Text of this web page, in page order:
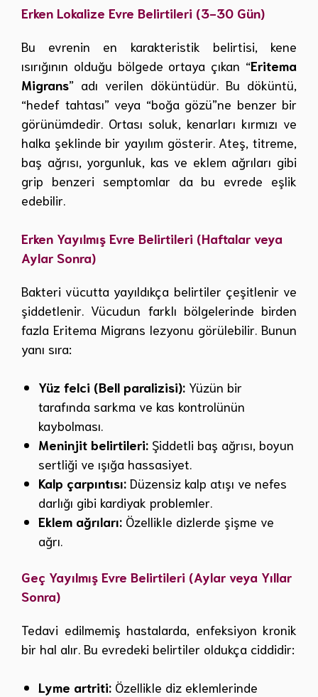
Erken Lokalize Evre Belirtileri (3-30 Gün)
Bu evrenin en karakteristik belirtisi, kene
ısırığının olduğu bölgede ortaya çıkan “Eritema
Migrans” adı verilen döküntüdür. Bu döküntü,
“hedef tahtası” veya “boğa gözü”ne benzer bir
görünümdedir. Ortası soluk, kenarları kırmızı ve
halka şeklinde bir yayılım gösterir. Ateş, titreme,
baş ağrısı, yorgunluk, kas ve eklem ağrıları gibi
grip benzeri semptomlar da bu evrede eşlik
edebilir.
Erken Yayılmış Evre Belirtileri (Haftalar veya
Aylar Sonra)
Bakteri vücutta yayıldıkça belirtiler çeşitlenir ve
şiddetlenir. Vücudun farklı bölgelerinde birden
fazla Eritema Migrans lezyonu görülebilir. Bunun
yanı sıra:
Yüz felci (Bell paralizisi): Yüzün bir
tarafında sarkma ve kas kontrolünün
kaybolması.
Meninjit belirtileri: Şiddetli baş ağrısı, boyun
sertliği ve ışığa hassasiyet.
Kalp çarpıntısı: Düzensiz kalp atışı ve nefes
darlığı gibi kardiyak problemler.
Eklem ağrıları: Özellikle dizlerde şişme ve
ağrı.
Geç Yayılmış Evre Belirtileri (Aylar veya Yıllar
Sonra)
Tedavi edilmemiş hastalarda, enfeksiyon kronik
bir hal alır. Bu evredeki belirtiler oldukça ciddidir:
Lyme artriti: Özellikle diz eklemlerinde